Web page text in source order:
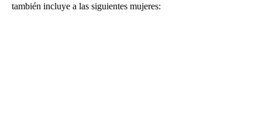
también incluye a las siguientes mujeres: